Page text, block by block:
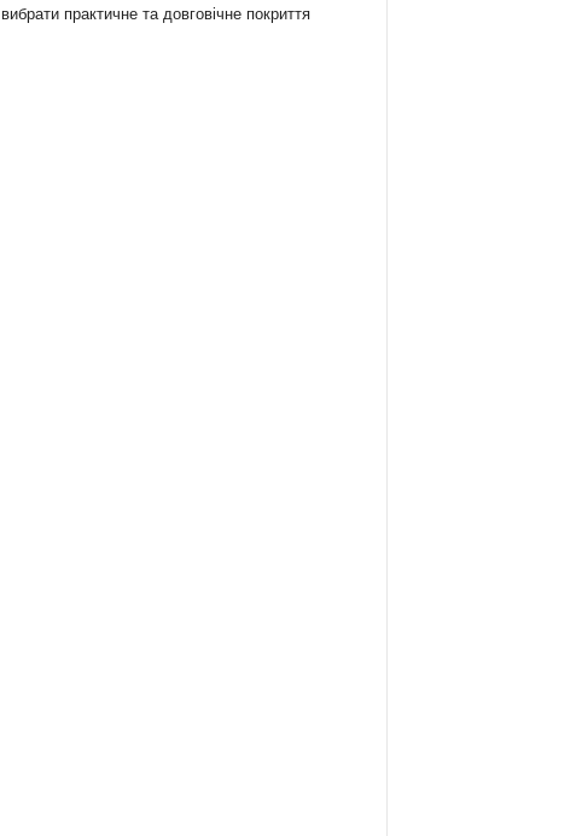
вибрати практичне та довговічне покриття